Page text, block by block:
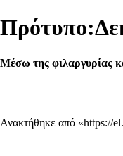
Μέσω της φιλαργυρίας
Ανακτήθηκε από «https://